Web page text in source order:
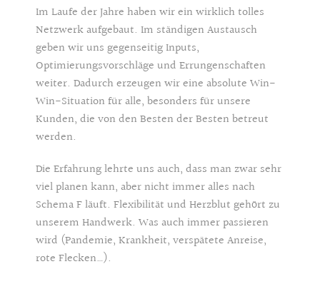
Im Laufe der Jahre haben wir ein wirklich tolles
Netzwerk aufgebaut. Im ständigen Austausch
geben wir uns gegenseitig Inputs,
Optimierungsvorschläge und Errungenschaften
weiter. Dadurch erzeugen wir eine absolute Win-
Win-Situation für alle, besonders für unsere
Kunden, die von den Besten der Besten betreut
werden.
Die Erfahrung lehrte uns auch, dass man zwar sehr
viel planen kann, aber nicht immer alles nach
Schema F läuft. Flexibilität und Herzblut gehört zu
unserem Handwerk. Was auch immer passieren
wird (Pandemie, Krankheit, verspätete Anreise,
rote Flecken…).